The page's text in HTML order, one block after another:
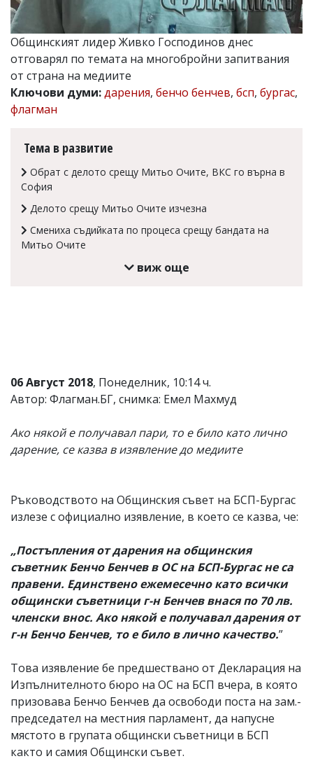
Коментарите
под
статиите
въвеждат
от
читателите
редакцията
носи
отговорност
тях!
Ако
откриете
обиден
Общинският лидер Живко Господинов днес
отговарял по темата на многобройни запитвания
от страна на медиите
Ключови думи:дарения, бенчо бенчев, бсп, бургас,
флагман
Тема в развитие
Обрат с делото срещу Митьо Очите, ВКС го върна в
София
Делото срещу Митьо Очите изчезна
Смениха съдийката по процеса срещу бандата на
Митьо Очите
виж още
06 Август 2018, Понеделник, 10:14 ч.
Автор: Флагман.БГ, снимка: Емел Махмуд
Ако някой е получавал пари, то е било като лично
дарение, се казва в изявление до медиите
Ръководството на Общинския съвет на БСП-Бургас
излезе с официално изявление, в което се казва, че:
„Постъпления от дарения на общинския
съветник Бенчо Бенчев в ОС на БСП-Бургас не са
правени. Единствено ежемесечно като всички
общински съветници г-н Бенчев внася по 70 лв.
членски внос. Ако някой е получавал дарения от
г-н Бенчо Бенчев, то е било в лично качество.”
Това изявление бе предшествано от Декларация на
Изпълнителното бюро на ОС на БСП вчера, в която
призовава Бенчо Бенчев да освободи поста на зам.-
председател на местния парламент, да напусне
мястото в групата общински съветници в БСП
както и самия Общински съвет.